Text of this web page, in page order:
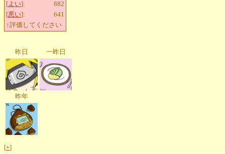
[よい]:
882
[悪い]:
641
↑評価してください
昨日 一昨日
昨年
[+]